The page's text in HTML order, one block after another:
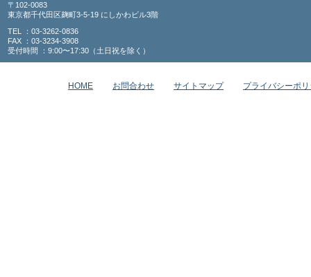
〒102-0083
東京都千代田区麹町3-5-19 にしかわビル3階
TEL ：03-3262-0836
FAX ：03-3234-3908
受付時間 ：9:00〜17:30（土日祝を除く）
HOME お問合わせ サイトマップ プライバシーポ